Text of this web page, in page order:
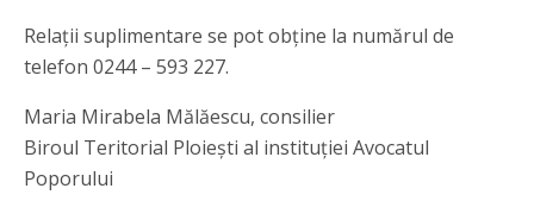
Relații suplimentare se pot obține la numărul de
telefon 0244 – 593 227.
Maria Mirabela Mălăescu, consilier
Biroul Teritorial Ploiești al instituției Avocatul
Poporului